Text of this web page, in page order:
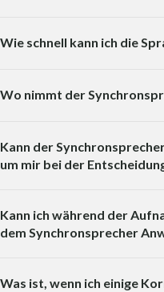
Wie schnell kann ich die
Wo nimmt der
Kann der
um mir bei der
Kann ich während der
dem Synchronsprecher
Was ist, wenn ich einige